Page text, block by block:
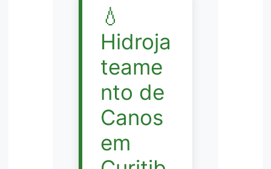
💧
Hidroja
teame
nto de
Canos
em